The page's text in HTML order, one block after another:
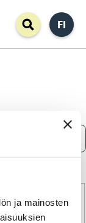
ja mainosten
FI